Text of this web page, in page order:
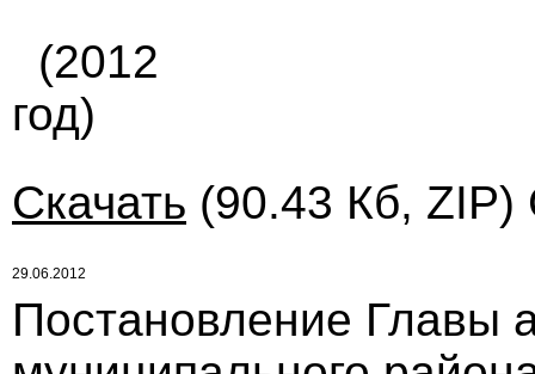
(2012
год)
Скачать (90.43 Кб, ZIP)
29.06.2012
Постановление Главы